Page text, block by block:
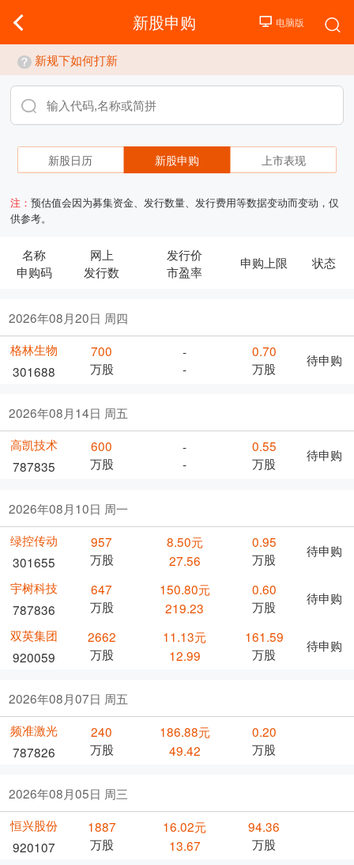
新股申购
新规下如何打新
新股日历 新股申购 上市表现
注：预估值会因为募集资金、发行数量、发行费用等数据变动而变动，仅
供参考。
名称
申购码
网上
发行数
发行价
市盈率
申购上限 状态
2026年08月20日 周四
格林生物
301688
700
万股
-
-
0.70
万股
待申购
2026年08月14日 周五
高凯技术
787835
600
万股
-
-
0.55
万股
待申购
2026年08月10日 周一
绿控传动
301655
957
万股
8.50元
27.56
0.95
万股
待申购
宇树科技
787836
647
万股
150.80元
219.23
0.60
万股
待申购
双英集团
920059
2662
万股
11.13元
12.99
161.59
万股
待申购
2026年08月07日 周五
频准激光
787826
240
万股
186.88元
49.42
0.20
万股
2026年08月05日 周三
恒兴股份
920107
1887
万股
16.02元
13.67
94.36
万股